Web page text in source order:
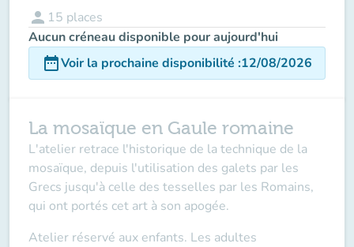
person 15 places
Aucun créneau disponible pour aujourd'hui
date_rangeVoir la prochaine disponibilité :12/08/2026
La mosaïque en Gaule romaine
L'atelier retrace l'historique de la technique de la
mosaïque, depuis l'utilisation des galets par les
Grecs jusqu'à celle des tesselles par les Romains,
qui ont portés cet art à son apogée.
Atelier réservé aux enfants. Les adultes